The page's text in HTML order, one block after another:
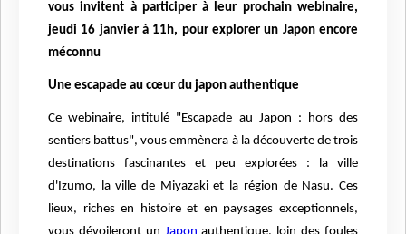
vous invitent à participer à leur prochain webinaire,
jeudi 16 janvier à 11h, pour explorer un Japon encore
méconnu
Une escapade au cœur du japon authentique
Ce webinaire, intitulé "Escapade au Japon : hors des
sentiers battus", vous emmènera à la découverte de trois
destinations fascinantes et peu explorées : la ville
d'Izumo, la ville de Miyazaki et la région de Nasu. Ces
lieux, riches en histoire et en paysages exceptionnels,